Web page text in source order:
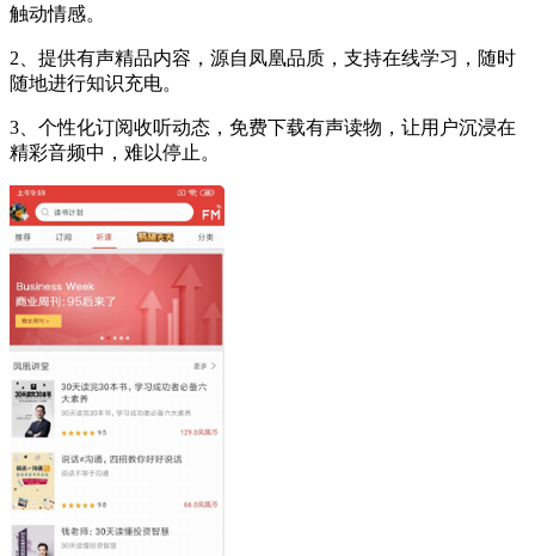
触动情感。
2、提供有声精品内容，源自凤凰品质，支持在线学习，随时
随地进行知识充电。
3、个性化订阅收听动态，免费下载有声读物，让用户沉浸在
精彩音频中，难以停止。